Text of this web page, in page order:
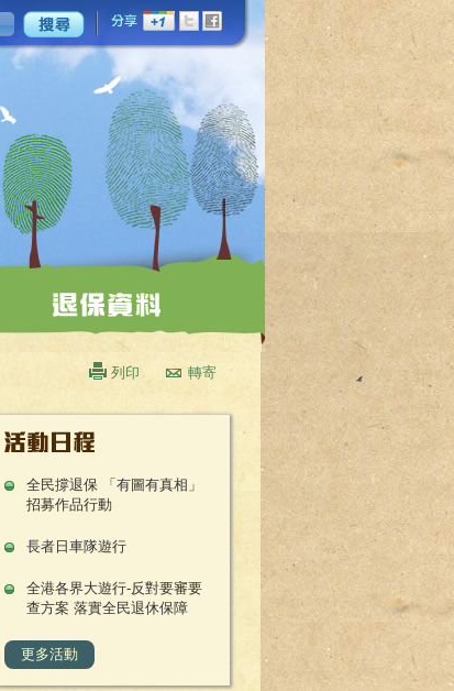
列印 轉寄
全民撐退保 「有圖有真相」
招募作品行動
長者日車隊遊行
全港各界大遊行-反對要審要
查方案 落實全民退休保障
更多活動